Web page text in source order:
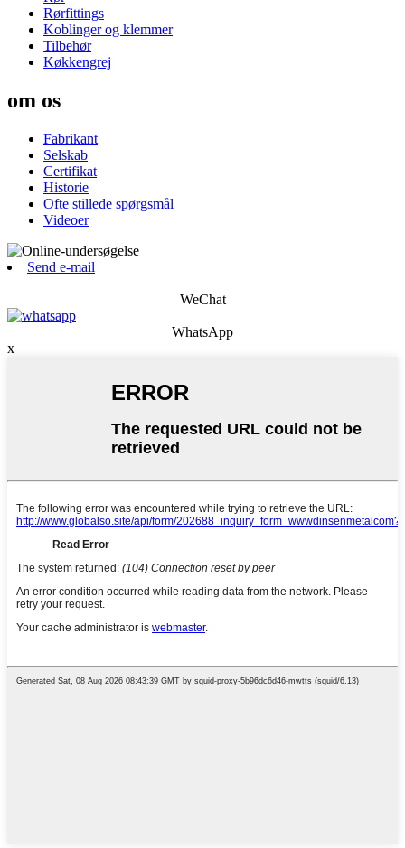
Rørfittings
Koblinger og klemmer
Tilbehør
Køkkengrej
om os
Fabrikant
Selskab
Certifikat
Historie
Ofte stillede spørgsmål
Videoer
Send e-mail
WeChat
WhatsApp
x